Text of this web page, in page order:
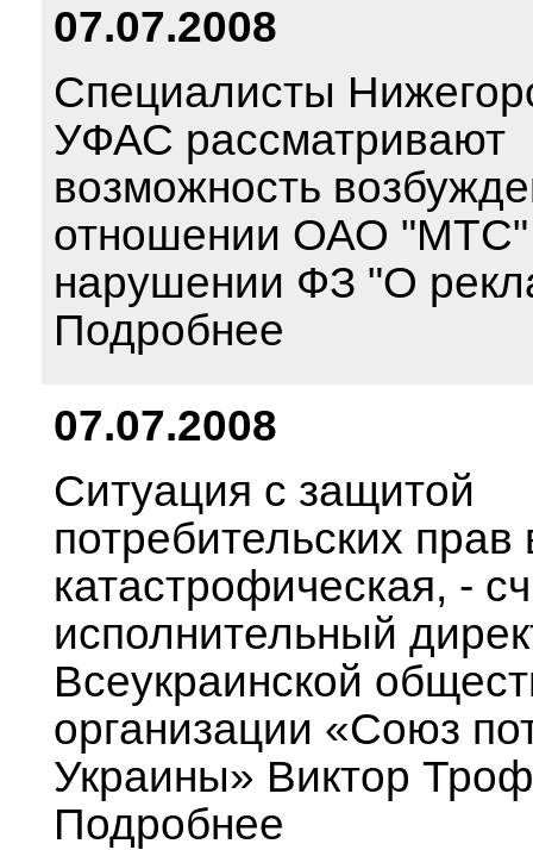
07.07.2008
Специалисты
УФАС рассматривают
возможность
отношении ОАО "МТС"
нарушении ФЗ "О
Подробнее
07.07.2008
Ситуация с защитой
потребительских прав
катастрофическая, -
исполнительный
Всеукраинской
организации «Союз
Украины» Виктор
Подробнее